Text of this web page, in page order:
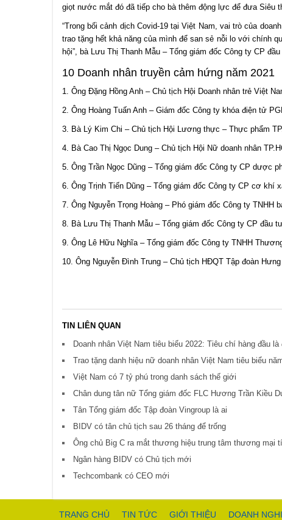
giọt nước mắt đó đã tiếp cho bà thêm động lực để đưa Siêu
“Trong bối cảnh dịch Covid-19 tại Việt Nam, vai trò của
trao tặng hết khả năng của mình để san sẻ nỗi lo với chính
hội”, bà Lưu Thị Thanh Mẫu – Tổng giám đốc Công ty CP
10 Doanh nhân truyền cảm hứng năm 2021
1. Ông Đặng Hồng Anh – Chủ tịch Hội Doanh nhân trẻ Việt
2. Ông Hoàng Tuấn Anh – Giám đốc Công ty khóa điện tử
3. Bà Lý Kim Chi – Chủ tịch Hội Lương thực – Thực phẩm
4. Bà Cao Thị Ngọc Dung – Chủ tịch Hội Nữ doanh nhân
5. Ông Trần Ngọc Dũng – Tổng giám đốc Công ty CP dược
6. Ông Trịnh Tiến Dũng – Tổng giám đốc Công ty CP cơ khí
7. Ông Nguyễn Trọng Hoàng – Phó giám đốc Công ty TNHH
8. Bà Lưu Thị Thanh Mẫu – Tổng giám đốc Công ty CP đầu
9. Ông Lê Hữu Nghĩa – Tổng giám đốc Công ty TNHH
10. Ông Nguyễn Đình Trung – Chủ tịch HĐQT Tập đoàn
TIN LIÊN QUAN
Doanh nhân Việt Nam tiêu biểu 2022: Tiêu chí hàng đầu
Trao tặng danh hiệu nữ doanh nhân Việt Nam tiêu biểu
Việt Nam có 7 tỷ phú trong danh sách thế giới
Chân dung tân nữ Tổng giám đốc FLC Hương Trần Kiều
Tân Tổng giám đốc Tập đoàn Vingroup là ai
BIDV có tân chủ tịch sau 26 tháng để trống
Ông chủ Big C ra mắt thương hiệu trung tâm thương mại
Ngân hàng BIDV có Chủ tịch mới
Techcombank có CEO mới
TRANG CHỦ TIN TỨC GIỚI THIỆU DOANH